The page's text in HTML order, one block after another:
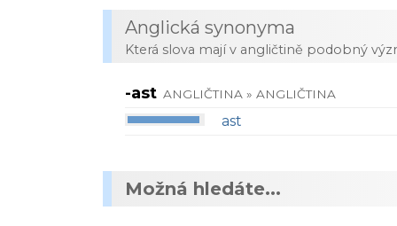
Anglická synonyma
Která slova mají v angličtině podobný
-ast ANGLIČTINA » ANGLIČTINA
ast
Možná hledáte...